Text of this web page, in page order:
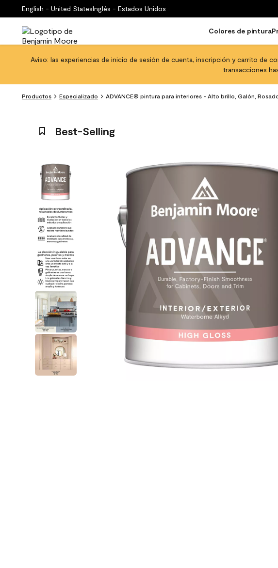
English - United StatesInglés - Estados Unidos
Colores de pintura
Aviso: las experiencias de inicio de sesión de cuenta, inscripción y carrito de
transacciones
Productos Especializado ADVANCE® pintura para interiores - Alto brillo, Galón,
Best-Selling